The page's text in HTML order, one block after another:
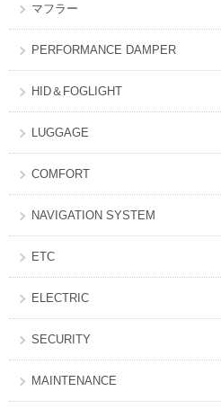
マフラー
PERFORMANCE DAMPER
HID＆FOGLIGHT
LUGGAGE
COMFORT
NAVIGATION SYSTEM
ETC
ELECTRIC
SECURITY
MAINTENANCE